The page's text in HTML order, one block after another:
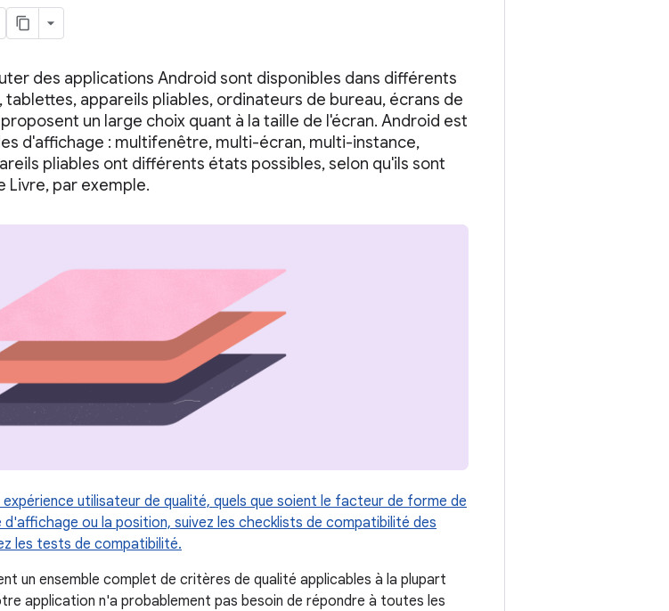
des applications Android sont disponibles dans différents
appareils pliables, ordinateurs de bureau, écrans de
un large choix quant à la taille de l'écran. Android est
d'affichage : multifenêtre, multi-écran, multi-instance,
pliables ont différents états possibles, selon qu'ils sont
Livre, par exemple.
utilisateur de qualité, quels que soient le facteur de forme de
d'affichage ou la position, suivez les checklists de compatibilité des
les tests de compatibilité.
un ensemble complet de critères de qualité applicables à la plupart
application n'a probablement pas besoin de répondre à toutes les